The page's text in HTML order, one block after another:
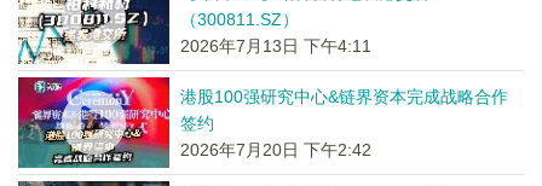
（300811.SZ）
2026年7月13日 下午4:11
港股100强研究中心&链界资本完成战略合作
签约
2026年7月20日 下午2:42